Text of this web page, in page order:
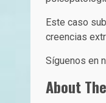
Este caso
creencias
Síguenos en
About